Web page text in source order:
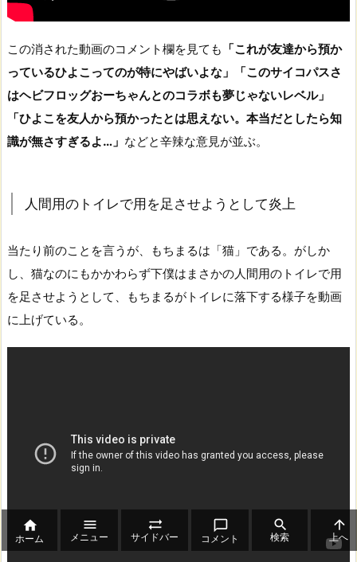
この消された動画のコメント欄を見ても 「これが友達から預か
っているひよこってのが特にやばいよな」「このサイコパスさ
はヘビフロッグおーちゃんとのコラボも夢じゃないレベル」
「ひよこを友人から預かったとは思えない。本当だとしたら知
識が無さすぎるよ…」 などと辛辣な意見が並ぶ。
人間用のトイレで用を足させようとして炎上
当たり前のことを言うが、もちまるは「猫」である。がしか
し、猫なのにもかかわらず下僕はまさかの人間用のトイレで用
を足させようとして、もちまるがトイレに落下する様子を動画
に上げている。

ホーム

メニュー

サイドバー

コメント

検索

上へ